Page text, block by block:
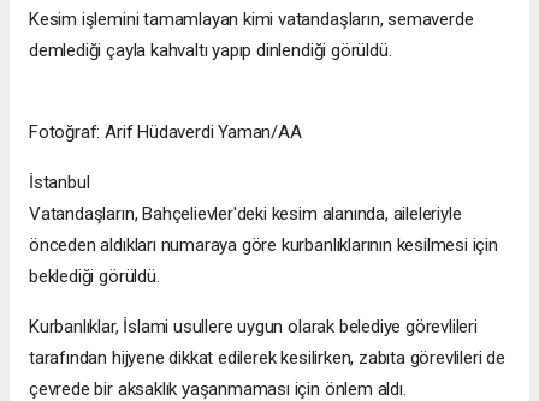
Kesim işlemini tamamlayan kimi vatandaşların, semaverde
demlediği çayla kahvaltı yapıp dinlendiği görüldü.
Fotoğraf: Arif Hüdaverdi Yaman/AA
İstanbul
Vatandaşların, Bahçelievler'deki kesim alanında, aileleriyle
önceden aldıkları numaraya göre kurbanlıklarının kesilmesi için
beklediği görüldü.
Kurbanlıklar, İslami usullere uygun olarak belediye görevlileri
tarafından hijyene dikkat edilerek kesilirken, zabıta görevlileri de
çevrede bir aksaklık yaşanmaması için önlem aldı.